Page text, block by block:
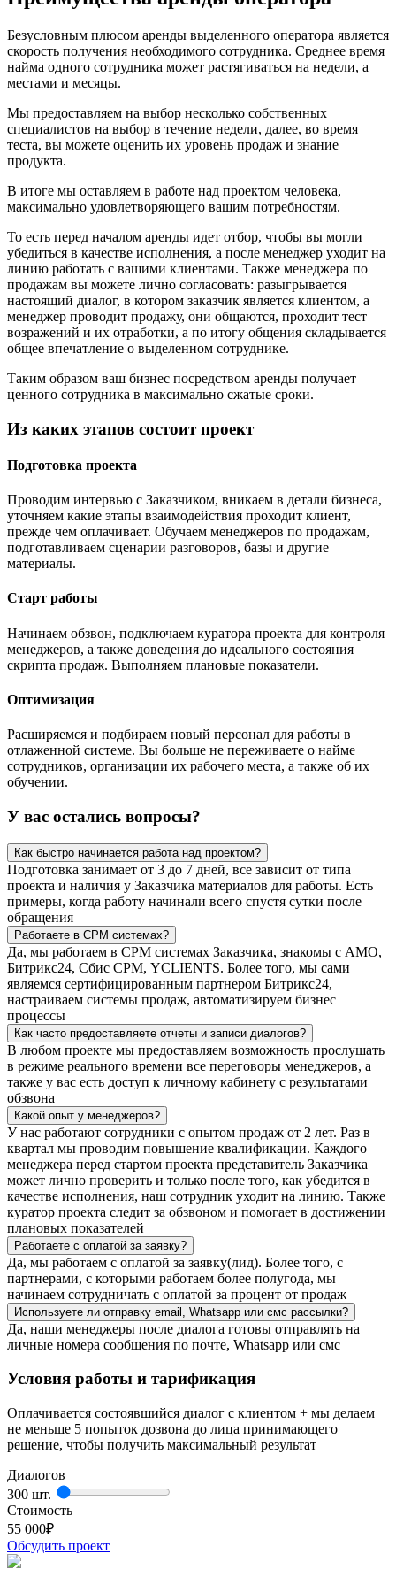
Безусловным плюсом аренды выделенного оператора является
скорость получения необходимого сотрудника. Среднее время
найма одного сотрудника может растягиваться на недели, а
местами и месяцы.
Мы предоставляем на выбор несколько собственных
специалистов на выбор в течение недели, далее, во время
теста, вы можете оценить их уровень продаж и знание
продукта.
В итоге мы оставляем в работе над проектом человека,
максимально удовлетворяющего вашим потребностям.
То есть перед началом аренды идет отбор, чтобы вы могли
убедиться в качестве исполнения, а после менеджер уходит на
линию работать с вашими клиентами. Также менеджера по
продажам вы можете лично согласовать: разыгрывается
настоящий диалог, в котором заказчик является клиентом, а
менеджер проводит продажу, они общаются, проходит тест
возражений и их отработки, а по итогу общения складывается
общее впечатление о выделенном сотруднике.
Таким образом ваш бизнес посредством аренды получает
ценного сотрудника в максимально сжатые сроки.
Из каких этапов состоит проект
Подготовка проекта
Проводим интервью с Заказчиком, вникаем в детали бизнеса,
уточняем какие этапы взаимодействия проходит клиент,
прежде чем оплачивает. Обучаем менеджеров по продажам,
подготавливаем сценарии разговоров, базы и другие
материалы.
Старт работы
Начинаем обзвон, подключаем куратора проекта для контроля
менеджеров, а также доведения до идеального состояния
скрипта продаж. Выполняем плановые показатели.
Оптимизация
Расширяемся и подбираем новый персонал для работы в
отлаженной системе. Вы больше не переживаете о найме
сотрудников, организации их рабочего места, а также об их
обучении.
У вас остались вопросы?
Как быстро начинается работа над проектом?
Подготовка занимает от 3 до 7 дней, все зависит от типа
проекта и наличия у Заказчика материалов для работы. Есть
примеры, когда работу начинали всего спустя сутки после
обращения
Работаете в СРМ системах?
Да, мы работаем в СРМ системах Заказчика, знакомы с АМО,
Битрикс24, Сбис СРМ, YCLIENTS. Более того, мы сами
являемся сертифицированным партнером Битрикс24,
настраиваем системы продаж, автоматизируем бизнес
процессы
Как часто предоставляете отчеты и записи диалогов?
В любом проекте мы предоставляем возможность прослушать
в режиме реального времени все переговоры менеджеров, а
также у вас есть доступ к личному кабинету с результатами
обзвона
Какой опыт у менеджеров?
У нас работают сотрудники с опытом продаж от 2 лет. Раз в
квартал мы проводим повышение квалификации. Каждого
менеджера перед стартом проекта представитель Заказчика
может лично проверить и только после того, как убедится в
качестве исполнения, наш сотрудник уходит на линию. Также
куратор проекта следит за обзвоном и помогает в достижении
плановых показателей
Работаете с оплатой за заявку?
Да, мы работаем с оплатой за заявку(лид). Более того, с
партнерами, с которыми работаем более полугода, мы
начинаем сотрудничать с оплатой за процент от продаж
Используете ли отправку email, Whatsapp или смс рассылки?
Да, наши менеджеры после диалога готовы отправлять на
личные номера сообщения по почте, Whatsapp или смс
Условия работы и тарификация
Оплачивается состоявшийся диалог с клиентом + мы делаем
не меньше 5 попыток дозвона до лица принимающего
решение, чтобы получить максимальный результат
Диалогов
300 шт.
Стоимость
55 000₽
Обсудить проект